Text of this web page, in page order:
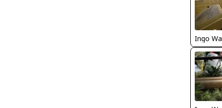
Ingo